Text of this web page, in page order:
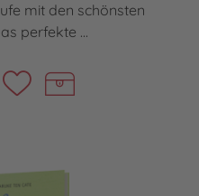
mit den schönsten
perfekte ...